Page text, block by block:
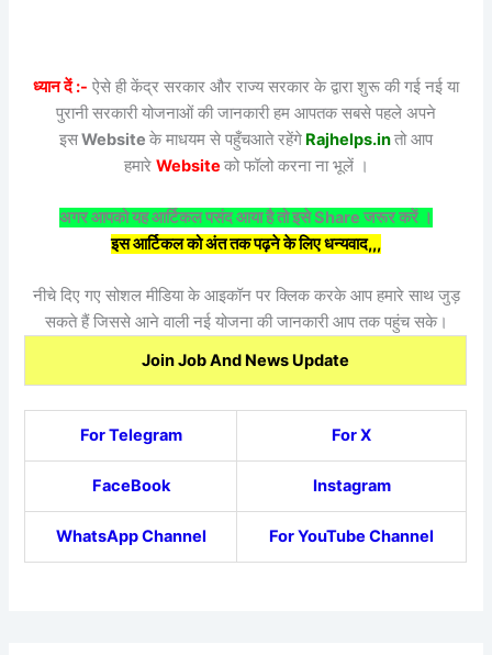
ध्यान दें :- ऐसे ही केंद्र सरकार और राज्य सरकार के द्वारा शुरू की गई नई या
पुरानी सरकारी योजनाओं की जानकारी हम आपतक सबसे पहले अपने
इसWebsite के माधयम से पहुँचआते रहेंगे Rajhelps.inतो आप
हमारे Website को फॉलो करना ना भूलें ।
अगर आपको यह आर्टिकल पसंद आया है तो इसे Share जरूर करें ।
इस आर्टिकल को अंत तक पढ़ने के लिए धन्यवाद,,,
नीचे दिए गए सोशल मीडिया के आइकॉन पर क्लिक करके आप हमारे साथ जुड़
सकते हैं जिससे आने वाली नई योजना की जानकारी आप तक पहुंच सके।
Join Job And News Update
For Telegram For X
FaceBook Instagram
WhatsApp Channel For YouTube Channel